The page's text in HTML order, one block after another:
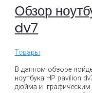
Обзор
dv7
Товары
В данном обзоре
ноутбука HP pavilion
дюйма и графическим